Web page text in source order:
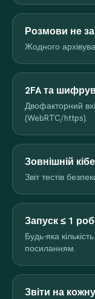
Розмови не
Жодного
2FA та
Двофакторний
(WebRTC/https).
Зовнішній
Звіт тестів
Запуск ≤ 1
Будь-яка
посиланням.
Звіти на